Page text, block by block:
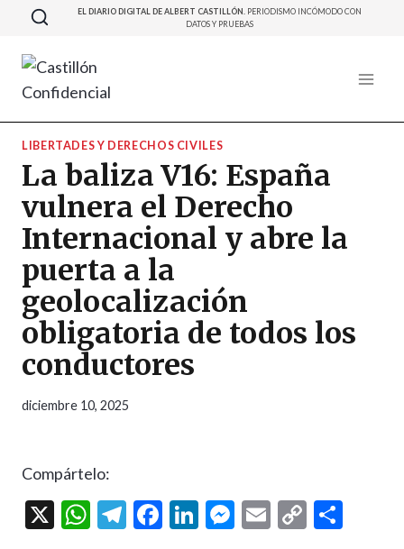
Saltar
contenido
EL DIARIO DIGITAL DE ALBERT CASTILLÓN. PERIODISMO INCÓMODO CON
DATOS Y PRUEBAS
LIBERTADES Y DERECHOS CIVILES
La baliza V16: España
vulnera el Derecho
Internacional y abre la
puerta a la
geolocalización
obligatoria de todos los
conductores
diciembre 10, 2025
Compártelo:
X
W T
F
Li M E
C